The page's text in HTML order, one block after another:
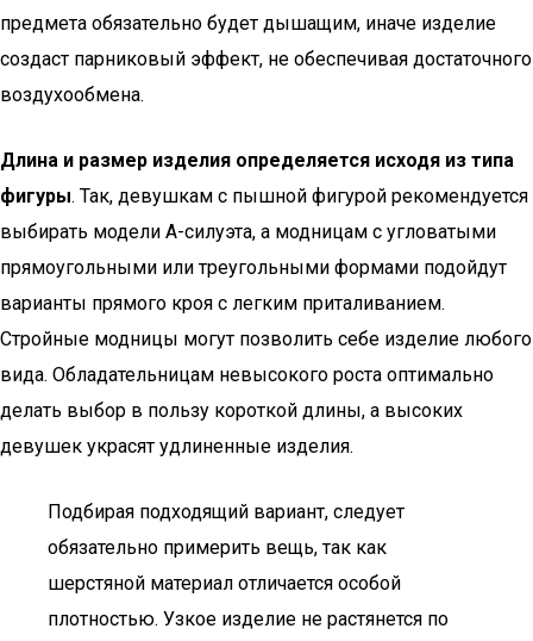
предмета обязательно будет дышащим, иначе изделие
создаст парниковый эффект, не обеспечивая достаточного
воздухообмена.
Длина и размер изделия определяется исходя из типа
фигуры. Так, девушкам с пышной фигурой рекомендуется
выбирать модели А-силуэта, а модницам с угловатыми
прямоугольными или треугольными формами подойдут
варианты прямого кроя с легким приталиванием.
Стройные модницы могут позволить себе изделие любого
вида. Обладательницам невысокого роста оптимально
делать выбор в пользу короткой длины, а высоких
девушек украсят удлиненные изделия.
Подбирая подходящий вариант, следует
обязательно примерить вещь, так как
шерстяной материал отличается особой
плотностью. Узкое изделие не растянется по